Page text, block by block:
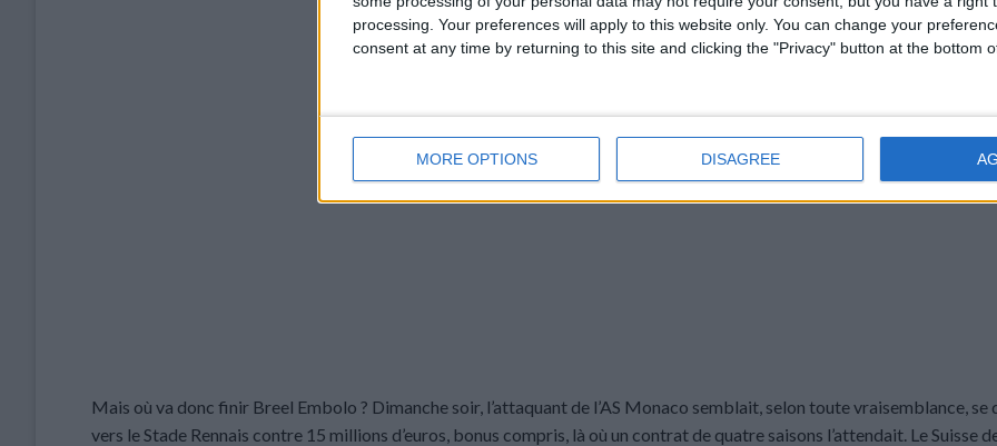
processing. Your preferences will apply to this website only. You can change your
consent at any time by returning to this site and clicking the "Privacy" button at the bottom
MORE OPTIONS DISAGREE
POSTÉ LE 1 SEPTEMBRE 2025 PARDAMIEN DELLERBA
Mais où va donc finir Breel Embolo ? Dimanche soir, l’attaquant de l’AS Monaco semblait, selon toute vraisemblance, se
vers le Stade Rennais contre 15 millions d’euros, bonus compris, là où un contrat de quatre saisons l’attendait. Le Suisse